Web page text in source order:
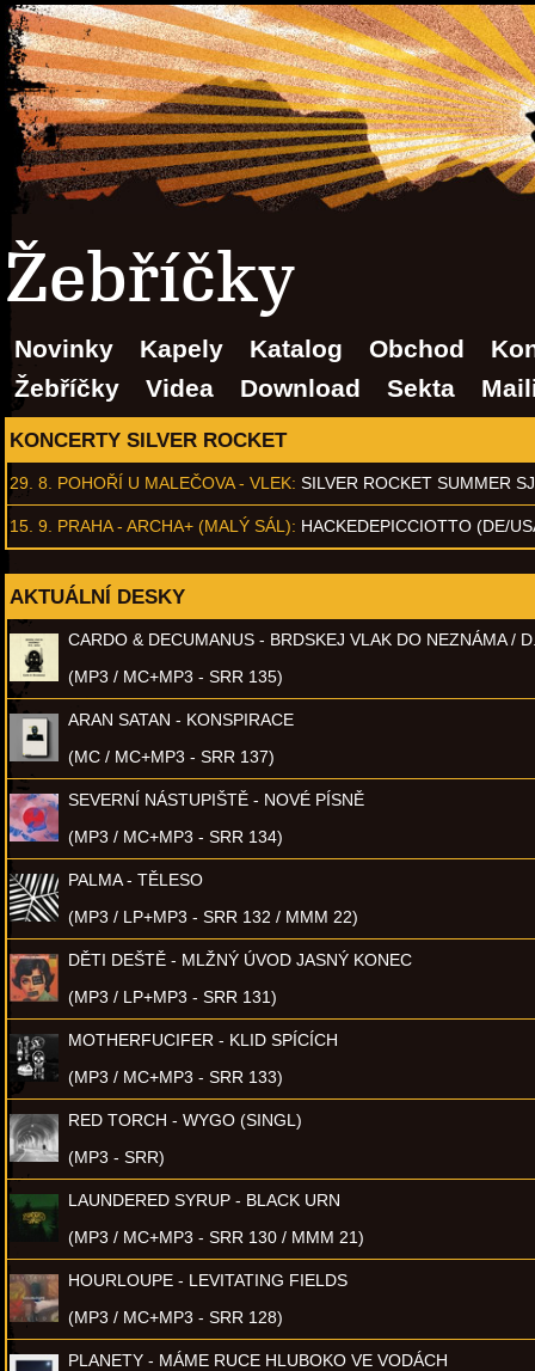
Žebříčky
Novinky Kapely Katalog Obchod
Žebříčky
Videa Download Sekta
KONCERTY SILVER ROCKET
29. 8. POHOŘÍ U MALEČOVA - VLEK: SILVER ROCKET SUMMER
15. 9. PRAHA - ARCHA+ (MALÝ SÁL): HACKEDEPICCIOTTO (DE/
AKTUÁLNÍ DESKY
CARDO & DECUMANUS - BRDSKEJ VLAK DO NEZNÁMA /
(MP3 / MC+MP3 - SRR 135)
ARAN SATAN - KONSPIRACE
(MC / MC+MP3 - SRR 137)
SEVERNÍ NÁSTUPIŠTĚ - NOVÉ PÍSNĚ
(MP3 / MC+MP3 - SRR 134)
PALMA - TĚLESO
(MP3 / LP+MP3 - SRR 132 / MMM 22)
DĚTI DEŠTĚ - MLŽNÝ ÚVOD JASNÝ KONEC
(MP3 / LP+MP3 - SRR 131)
MOTHERFUCIFER - KLID SPÍCÍCH
(MP3 / MC+MP3 - SRR 133)
RED TORCH - WYGO (SINGL)
(MP3 - SRR)
LAUNDERED SYRUP - BLACK URN
(MP3 / MC+MP3 - SRR 130 / MMM 21)
HOURLOUPE - LEVITATING FIELDS
(MP3 / MC+MP3 - SRR 128)
PLANETY - MÁME RUCE HLUBOKO VE VODÁCH